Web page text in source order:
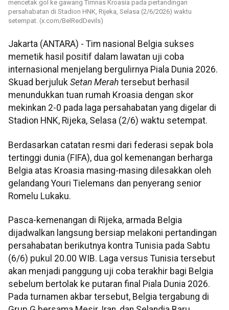
mencetak gol ke gawang Timnas Kroasia pada pertandingan
persahabatan di Stadion HNK, Rijeka, Selasa (2/6/2026) waktu
setempat. (x.com/BelRedDevils)
Jakarta (ANTARA) - Tim nasional Belgia sukses
memetik hasil positif dalam lawatan uji coba
internasional menjelang bergulirnya Piala Dunia 2026.
Skuad berjuluk Setan Merah tersebut berhasil
menundukkan tuan rumah Kroasia dengan skor
mekinkan 2-0 pada laga persahabatan yang digelar di
Stadion HNK, Rijeka, Selasa (2/6) waktu setempat.
Berdasarkan catatan resmi dari federasi sepak bola
tertinggi dunia (FIFA), dua gol kemenangan berharga
Belgia atas Kroasia masing-masing dilesakkan oleh
gelandang Youri Tielemans dan penyerang senior
Romelu Lukaku.
Pasca-kemenangan di Rijeka, armada Belgia
dijadwalkan langsung bersiap melakoni pertandingan
persahabatan berikutnya kontra Tunisia pada Sabtu
(6/6) pukul 20.00 WIB. Laga versus Tunisia tersebut
akan menjadi panggung uji coba terakhir bagi Belgia
sebelum bertolak ke putaran final Piala Dunia 2026.
Pada turnamen akbar tersebut, Belgia tergabung di